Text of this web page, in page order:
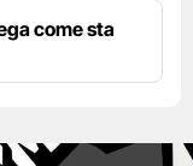
come sta